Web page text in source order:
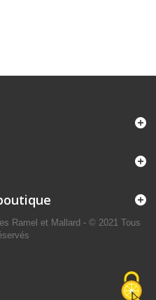
Ramel et Mallard - © 2021 Tous